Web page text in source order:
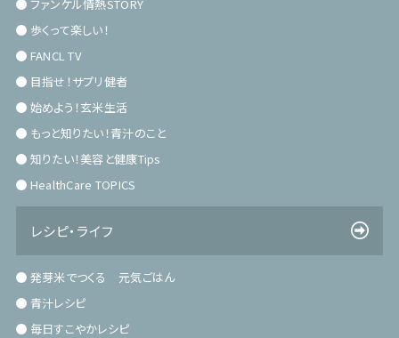
ファンケル情熱STORY
歩くって楽しい！
FANCL TV
目指せ！サプリ健者
始めよう！玄米生活
もっと知りたい！青汁のこと
知りたい！美容と健康Tips
HealthCare TOPICS
レシピ・ライフ
発芽米でつくる 元気ごはん
青汁レシピ
毎日すこやかレシピ